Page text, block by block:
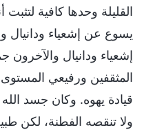
القليلة وحدها كافية لتثبت
يسوع عن إشعياء ودانيال
إشعياء ودانيال
المثقفين ورفيعي
قيادة يهوه. وكان جسد
ولا تنقصه الفطنة، لكن